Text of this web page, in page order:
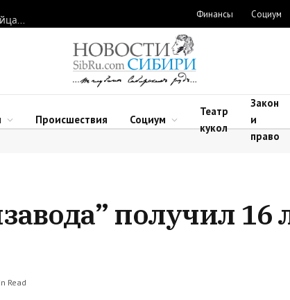
Новосибирские нейрохирурги восстановили функции рук двум бойцам после минно-взрывных травм
Финансы Социум
Происшествия Социум
Театр
кукол
Закон
и
право
получил 16
Read